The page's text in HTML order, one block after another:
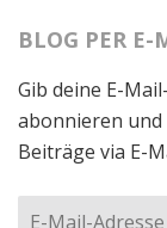
BLOG PER
Gib deine E-
abonnieren
Beiträge via E-
E-